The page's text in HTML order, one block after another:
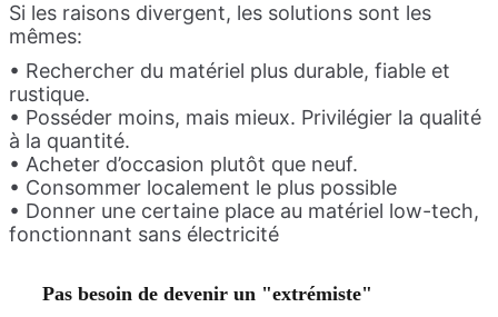
Si les raisons divergent, les solutions sont les
mêmes:
• Rechercher du matériel plus durable, fiable et
rustique.
• Posséder moins, mais mieux. Privilégier la qualité
à la quantité.
• Acheter d’occasion plutôt que neuf.
• Consommer localement le plus possible
• Donner une certaine place au matériel low-tech,
fonctionnant sans électricité
Pas besoin de devenir un "extrémiste"